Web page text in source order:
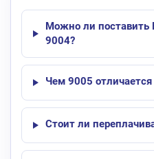
Можно ли поставить
9004?
Чем 9005
Стоит ли